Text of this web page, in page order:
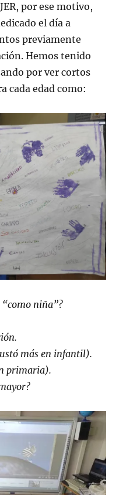
por ese motivo,
el día a
previamente
Hemos tenido
por ver cortos
cada edad como:
niña”?
más en infantil).
primaria).